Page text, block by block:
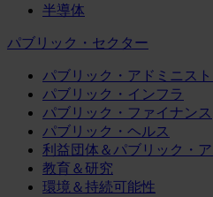
半導体
パブリック・セクター
パブリック・アドミニス
パブリック・インフラ
パブリック・ファイナンス
パブリック・ヘルス
利益団体＆パブリック・
教育＆研究
環境＆持続可能性